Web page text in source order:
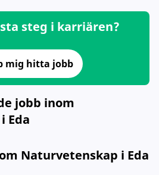
steg i karriären?
mig hitta jobb
jobb inom
Eda
Naturvetenskap i Eda